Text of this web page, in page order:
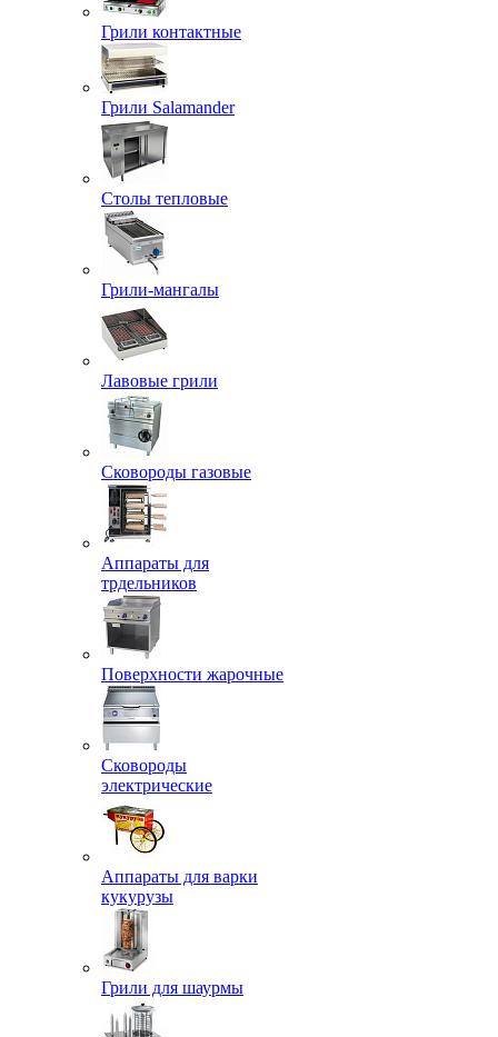
Грили контактные
Грили Salamander
Столы тепловые
Грили-мангалы
Лавовые грили
Сковороды газовые
Аппараты для
трдельников
Поверхности жарочные
Сковороды
электрические
Аппараты для варки
кукурузы
Грили для шаурмы